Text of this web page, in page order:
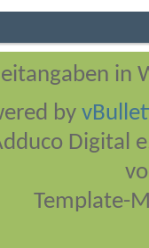
in
by
Digital
Template-